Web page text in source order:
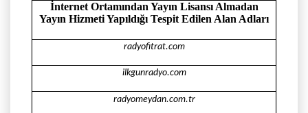
İnternet Ortamından Yayın Lisansı Almadan
Yayın HizmetiYapıldığı Tespit Edilen Alan Adları
radyofitrat.com
ilkgunradyo.com
radyomeydan.com.tr